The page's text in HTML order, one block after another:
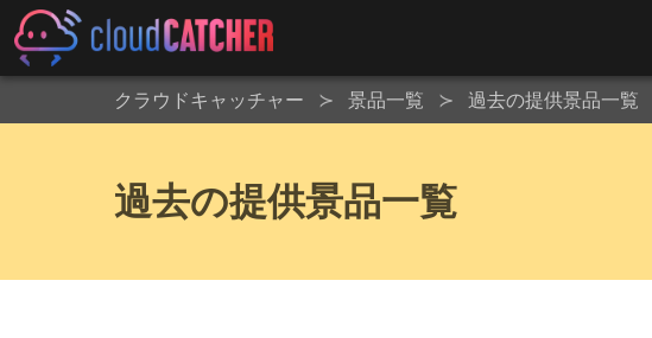
クラウドキャッチャー 景品一覧 過去の提供景品一覧
過去の提供景品一覧